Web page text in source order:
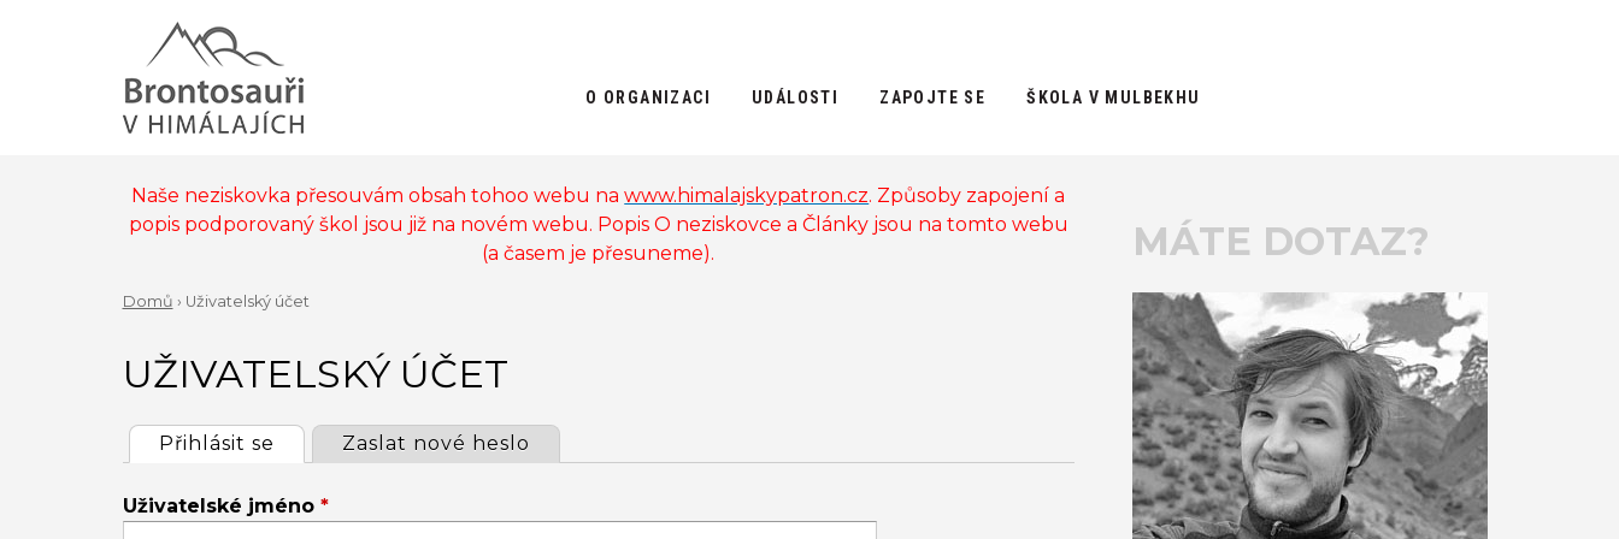
Naše neziskovka přesouvám obsah tohoo webu nawww.himalajskypatron.cz. Způsoby zapojení a
popis podporovaný škol jsou již na novém webu. Popis O neziskovce a Články jsou na tomto webu
(a časem je přesuneme).
ARE
HERE
Domů › Uživatelský účet
to
top
UŽIVATELSKÝ ÚČET
PRIMARY
TABS
Přihlásit se (active tab)Zaslat nové heslo
Uživatelské jméno *
Back
to
MAIN
O ORGANIZACI UDÁLOSTI ZAPOJTE SE ŠKOLA V MULBEKHU
MÁTE DOTAZ?